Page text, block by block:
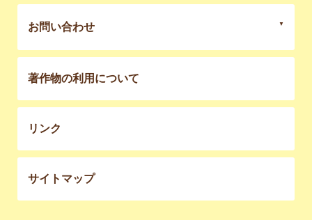
お問い合わせ
著作物の利用について
リンク
サイトマップ